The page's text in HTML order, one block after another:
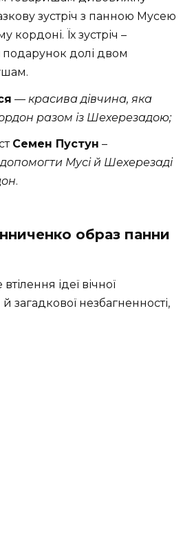
зустріч з панною Мусею
кордоні. Їх зустріч –
долі двом
— красива дівчина, яка
разом із Шехерезадою;
Семен Пустун –
Мусі й Шехерезаді
.
образ панни
ідеї вічної
загадкової незбагненності,